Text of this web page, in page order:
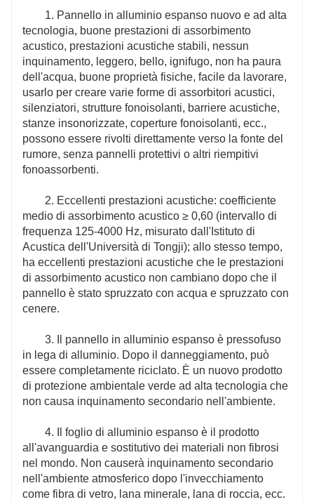
farmaceutiche, officine di produzione di
strumenti di precisione, laboratori, reparti, sale
operatorie, ristoranti , mense, sale macchine
delle navi, sale macchine ausiliarie, cabine e
altri luoghi.
Può fungere da barriera fonoassorbente e
fonoisolante nella metropolitana leggera
urbana, strade sopraelevate, arterie stradali,
raffreddamento, sottostazioni ad alta tensione
all'aperto, impianti di betonaggio e altri luoghi.
Può assorbire, isolare ed eliminare il
rumore nei motori diesel, generatori, motori,
motori a combustione interna, frigoriferi,
compressori d'aria, aeroplani, treni, automobili,
forgiatura, ventilatori e altre attrezzature.
1. Pannello in alluminio espanso nuovo e ad alta
tecnologia, buone prestazioni di assorbimento
acustico, prestazioni acustiche stabili, nessun
inquinamento, leggero, bello, ignifugo, non ha paura
dell'acqua, buone proprietà fisiche, facile da lavorare,
usarlo per creare varie forme di assorbitori acustici,
silenziatori, strutture fonoisolanti, barriere acustiche,
stanze insonorizzate, coperture fonoisolanti, ecc.,
possono essere rivolti direttamente verso la fonte del
rumore, senza pannelli protettivi o altri riempitivi
fonoassorbenti.
2. Eccellenti prestazioni acustiche: coefficiente
medio di assorbimento acustico ≥ 0,60 (intervallo di
frequenza 125-4000 Hz, misurato dall'Istituto di
Acustica dell'Università di Tongji); allo stesso tempo,
ha eccellenti prestazioni acustiche che le prestazioni
di assorbimento acustico non cambiano dopo che il
pannello è stato spruzzato con acqua e spruzzato con
cenere.
3. Il pannello in alluminio espanso è pressofuso
in lega di alluminio. Dopo il danneggiamento, può
essere completamente riciclato. È un nuovo prodotto
di protezione ambientale verde ad alta tecnologia che
non causa inquinamento secondario nell'ambiente.
4. Il foglio di alluminio espanso è il prodotto
all'avanguardia e sostitutivo dei materiali non fibrosi
nel mondo. Non causerà inquinamento secondario
nell'ambiente atmosferico dopo l'invecchiamento
come fibra di vetro, lana minerale, lana di roccia, ecc.